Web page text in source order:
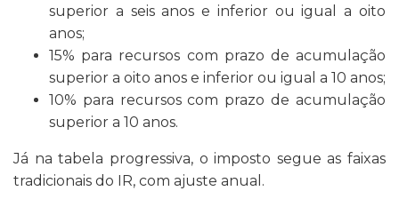
superior a seis anos e inferior ou igual a oito
anos;
15% para recursos com prazo de acumulação
superior a oito anos e inferior ou igual a 10 anos;
10% para recursos com prazo de acumulação
superior a 10 anos.
Já na tabela progressiva, o imposto segue as faixas
tradicionais do IR, com ajuste anual.